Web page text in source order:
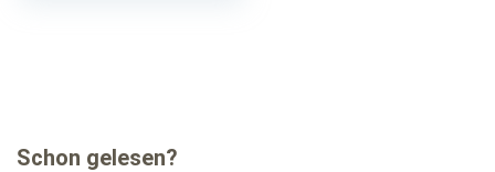
Schon gelesen?